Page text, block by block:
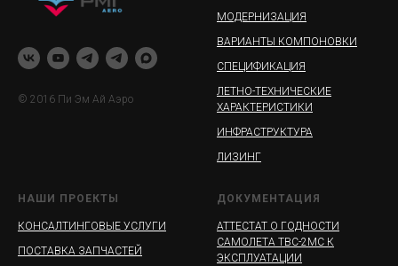
© 2016 Пи Эм Ай Аэро
МОДЕРНИЗАЦИЯ
ВАРИАНТЫ КОМПОНОВКИ
СПЕЦИФИКАЦИЯ
ЛЕТНО-ТЕХНИЧЕСКИЕ
ХАРАКТЕРИСТИКИ
ИНФРАСТРУКТУРА
ЛИЗИНГ
НАШИ ПРОЕКТЫ
КОНСАЛТИНГОВЫЕ УСЛУГИ
ПОСТАВКА ЗАПЧАСТЕЙ
ДОКУМЕНТАЦИЯ
АТТЕСТАТ О ГОДНОСТИ
САМОЛЕТА ТВС-2МС К
ЭКСПЛУАТАЦИИ